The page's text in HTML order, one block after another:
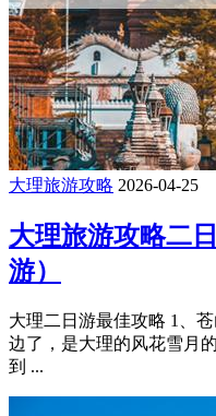
大理旅游攻略 2026-04-25
大理旅游攻略二
游）
大理二日游最佳攻略 1、
边了，是大理的风花雪月
到 ...